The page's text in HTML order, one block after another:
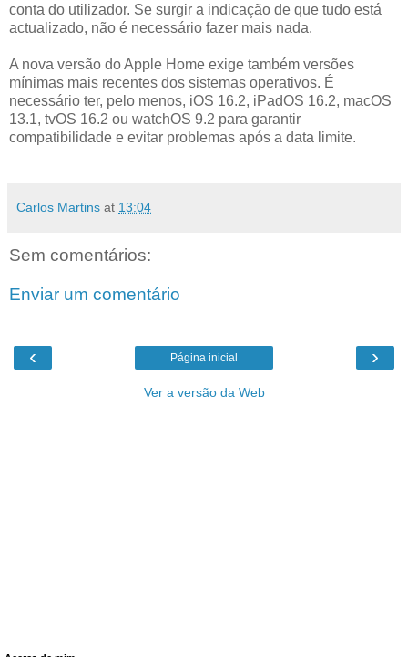
conta do utilizador. Se surgir a indicação de que tudo está
actualizado, não é necessário fazer mais nada.
A nova versão do Apple Home exige também versões
mínimas mais recentes dos sistemas operativos. É
necessário ter, pelo menos, iOS 16.2, iPadOS 16.2, macOS
13.1, tvOS 16.2 ou watchOS 9.2 para garantir
compatibilidade e evitar problemas após a data limite.
Carlos Martins at 13:04
Sem comentários:
Enviar um comentário
‹ ›
Página inicial
Ver a versão da Web